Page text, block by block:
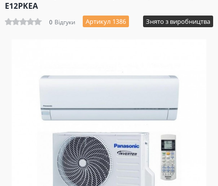
E12PKEA
0 Відгуки Артикул 1386 Знято з виробництва